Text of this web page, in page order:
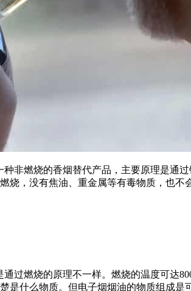
非燃烧的香烟替代产品，主要原理是通
烧，没有焦油、重金属等有毒物质，也
过燃烧的原理不一样。燃烧的温度可达
是什么物质。但电子烟烟油的物质组成